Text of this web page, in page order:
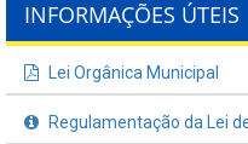
INFORMAÇÕES ÚTEIS
Lei Orgânica Municipal
Regulamentação da Lei